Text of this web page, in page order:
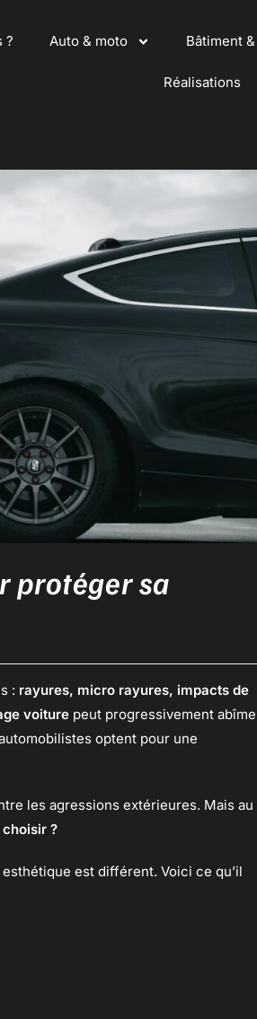
? Auto & moto Bâtiment
Réalisations
protéger sa
: rayures, micro rayures, impacts de
voiture peut progressivement
optent pour une
les agressions extérieures. Mais au
?
est différent. Voici ce qu’il